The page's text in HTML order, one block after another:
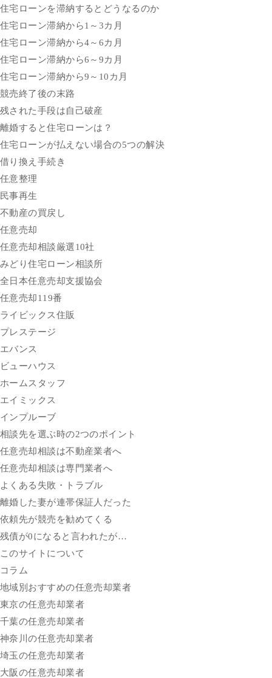
住宅ローンを滞納するとどうなるのか
住宅ローン滞納から1～3カ月
住宅ローン滞納から4～6カ月
住宅ローン滞納から6～9カ月
住宅ローン滞納から9～10カ月
競売終了後の末路
残された手段は自己破産
離婚すると住宅ローンは？
住宅ローンが払えない場合の5つの解決
借り換え手続き
任意整理
民事再生
不動産の買戻し
任意売却
任意売却相談厳選10社
みどり住宅ローン相談所
全日本任意売却支援協会
任意売却119番
ライビックス住販
プレステージ
エバンス
ビューハウス
ホームスタッフ
エイミックス
インプルーブ
相談先を選ぶ時の2つのポイント
任意売却相談は不動産業者へ
任意売却相談は専門業者へ
よくある失敗・トラブル
離婚した妻が連帯保証人だった
依頼先が競売を勧めてくる
残債が0になると言われたが…
このサイトについて
コラム
地域別おすすめの任意売却業者
東京の任意売却業者
千葉の任意売却業者
神奈川の任意売却業者
埼玉の任意売却業者
大阪の任意売却業者